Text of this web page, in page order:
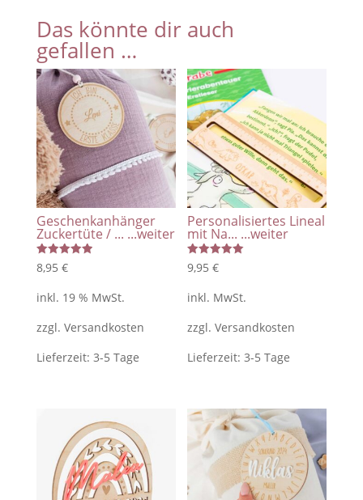
für
Zeugnisse
mit
Name
Menge
Das könnte dir auch
gefallen …
Geschenkanhänger
Zuckertüte / ... ...weiter
Bewertet
mit
von 5
8,95 €
inkl. 19 % MwSt.
zzgl. Versandkosten
Lieferzeit: 3-5 Tage
Personalisiertes Lineal
mit Na... ...weiter
Bewertet
mit
von 5
9,95€
inkl. MwSt.
zzgl.Versandkosten
Lieferzeit:3-5 Tage